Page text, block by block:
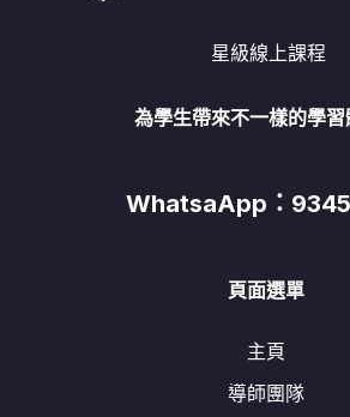
星級線上課程
為學生帶來不一樣的學習
WhatsaApp：
頁面選單
主頁
導師團隊